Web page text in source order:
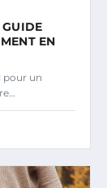
EN
pour un